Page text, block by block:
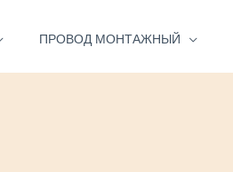
ПРОВОД МОНТАЖНЫЙ